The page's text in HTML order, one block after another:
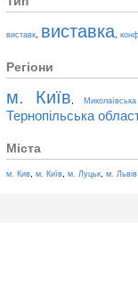
виставк виставка
Регіони
м. Київ
Тернопільська
Міста
м. Кив м. Київ м. Луцьк м. Львів